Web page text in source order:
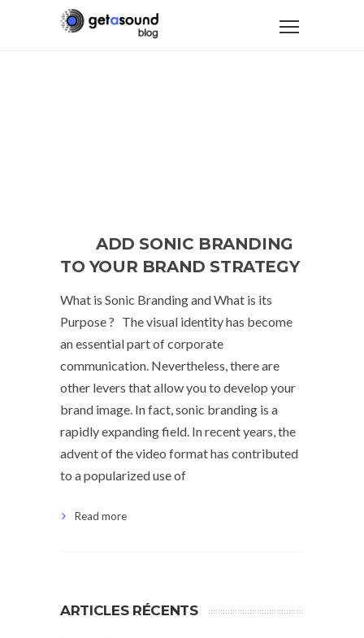
ADD SONIC BRANDING
TO YOUR BRAND STRATEGY
What is Sonic Branding and What is its
Purpose ? The visual identity has become
an essential part of corporate
communication. Nevertheless, there are
other levers that allow you to develop your
brand image. In fact, sonic branding is a
rapidly expanding field. In recent years, the
advent of the video format has contributed
to a popularized use of
Read more
ARTICLES RÉCENTS